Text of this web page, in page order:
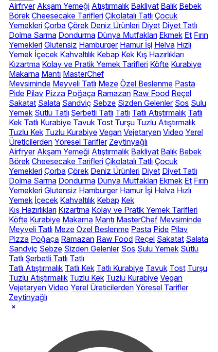
Airfryer Akşam Yemeği Atıştırmalık Bakliyat Balık Bebek
Börek Cheesecake Tarifleri Çikolatalı Tatlı Çocuk
Yemekleri Çorba Çörek Deniz Ürünleri Diyet Diyet Tatlı
Dolma Sarma Dondurma Dünya Mutfakları Ekmek Et Fırın
Yemekleri Glutensiz Hamburger Hamur İşi Helva Hızlı
Yemek İçecek Kahvaltılık Kebap Kek Kış Hazırlıkları
Kızartma Kolay ve Pratik Yemek Tarifleri Köfte Kurabiye
Makarna Mantı MasterChef
Mevsiminde Meyveli Tatlı Meze Özel Beslenme Pasta
Pide Pilav Pizza Poğaça Ramazan Raw Food Reçel
Sakatat Salata Sandviç Sebze Sizden Gelenler Sos Sulu
Yemek Sütlü Tatlı Şerbetli Tatlı Tatlı Tatlı Atıştırmalık Tatlı
Kek Tatlı Kurabiye Tavuk Tost Turşu Tuzlu Atıştırmalık
Tuzlu Kek Tuzlu Kurabiye Vegan Vejetaryen Video Yerel
Üreticilerden Yöresel Tarifler Zeytinyağlı
Airfryer Akşam Yemeği Atıştırmalık Bakliyat Balık Bebek
Börek Cheesecake Tarifleri Çikolatalı Tatlı Çocuk
Yemekleri Çorba Çörek Deniz Ürünleri Diyet Diyet Tatlı
Dolma Sarma Dondurma Dünya Mutfakları Ekmek Et Fırın
Yemekleri Glutensiz Hamburger Hamur İşi Helva Hızlı
Yemek İçecek Kahvaltılık Kebap Kek
Kış Hazırlıkları Kızartma Kolay ve Pratik Yemek Tarifleri
Köfte Kurabiye Makarna Mantı MasterChef Mevsiminde
Meyveli Tatlı Meze Özel Beslenme Pasta Pide Pilav
Pizza Poğaça Ramazan Raw Food Reçel Sakatat Salata
Sandviç Sebze Sizden Gelenler Sos Sulu Yemek Sütlü
Tatlı Şerbetli Tatlı Tatlı
Tatlı Atıştırmalık Tatlı Kek Tatlı Kurabiye Tavuk Tost Turşu
Tuzlu Atıştırmalık Tuzlu Kek Tuzlu Kurabiye Vegan
Vejetaryen Video Yerel Üreticilerden Yöresel Tarifler
Zeytinyağlı